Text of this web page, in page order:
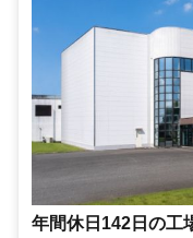
年間休日142日の工